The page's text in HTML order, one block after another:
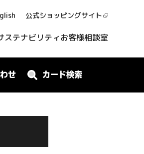
公式ショッピングサイト
ステナビリティお客様相談室
せ カード検索